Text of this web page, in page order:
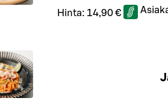
Hinta: 14,90 €